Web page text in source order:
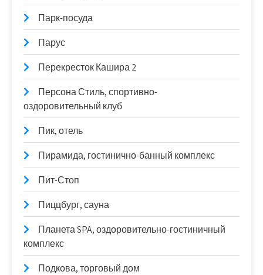
Парк-посуда
Парус
Перекресток Кашира 2
Персона Стиль, спортивно-
оздоровительный клуб
Пик, отель
Пирамида, гостинично-банный комплекс
Пит-Стоп
Пиццбург, сауна
Планета SPA, оздоровительно-гостиничный
комплекс
Подкова, торговый дом